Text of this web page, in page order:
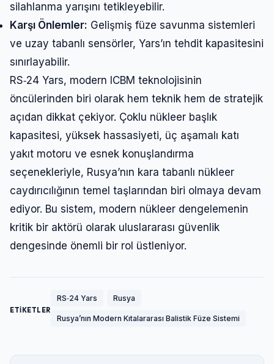
silahlanma yarışını tetikleyebilir.
Karşı Önlemler: Gelişmiş füze savunma sistemleri
ve uzay tabanlı sensörler, Yars’ın tehdit kapasitesini
sınırlayabilir.
RS‑24 Yars, modern ICBM teknolojisinin
öncülerinden biri olarak hem teknik hem de stratejik
açıdan dikkat çekiyor. Çoklu nükleer başlık
kapasitesi, yüksek hassasiyeti, üç aşamalı katı
yakıt motoru ve esnek konuşlandırma
seçenekleriyle, Rusya’nın kara tabanlı nükleer
caydırıcılığının temel taşlarından biri olmaya devam
ediyor. Bu sistem, modern nükleer dengelemenin
kritik bir aktörü olarak uluslararası güvenlik
dengesinde önemli bir rol üstleniyor.
ETİKETLER
RS‑24 Yars Rusya
Rusya’nın Modern Kıtalararası Balistik Füze Sistemi